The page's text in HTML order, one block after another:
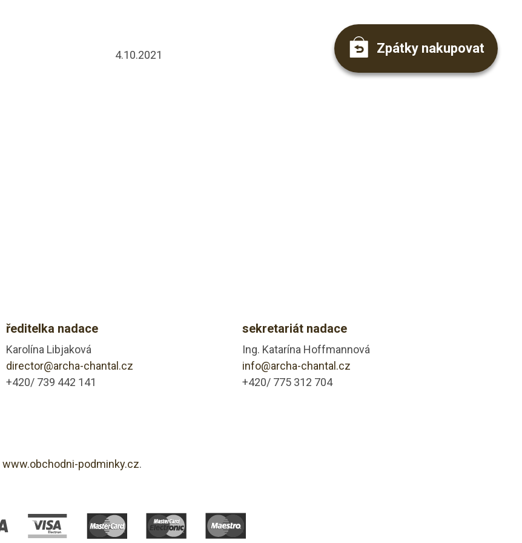
Zpátky nakupovat
4.10.2021
ředitelka nadace
Karolína Libjaková
director@archa-chantal.cz
+420/ 739 442 141
sekretariát nadace
Ing. Katarína Hoffmannová
info@archa-chantal.cz
+420/ 775 312 704
www.obchodni-podminky.cz.